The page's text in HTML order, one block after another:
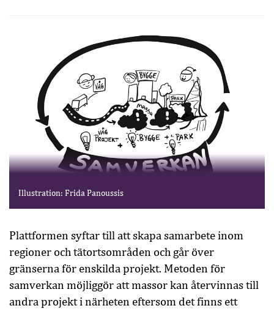
Illustration: Frida Panoussis
Plattformen syftar till att skapa samarbete inom
regioner och tätortsområden och går över
gränserna för enskilda projekt. Metoden för
samverkan möjliggör att massor kan återvinnas till
andra projekt i närheten eftersom det finns ett